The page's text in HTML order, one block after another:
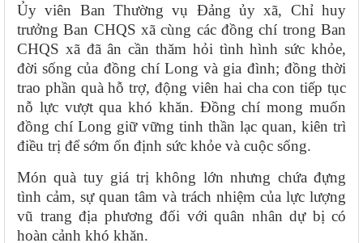
Ủy viên Ban Thường vụ Đảng ủy xã, Chỉ huy
trưởng Ban CHQS xã cùng các đồng chí trong Ban
CHQS xã đã ân cần thăm hỏi tình hình sức khỏe,
đời sống của đồng chí Long và gia đình; đồng thời
trao phần quà hỗ trợ, động viên hai cha con tiếp tục
nỗ lực vượt qua khó khăn. Đồng chí mong muốn
đồng chí Long giữ vững tinh thần lạc quan, kiên trì
điều trị để sớm ổn định sức khỏe và cuộc sống.
Món quà tuy giá trị không lớn nhưng chứa đựng
tình cảm, sự quan tâm và trách nhiệm của lực lượng
vũ trang địa phương đối với quân nhân dự bị có
hoàn cảnh khó khăn.